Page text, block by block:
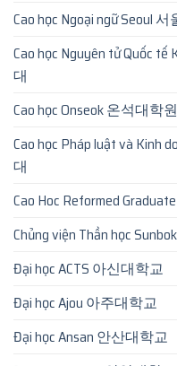
Cao học Ngoại ngữ Seoul
Cao học Nguyên tử Quốc
대
Cao học Onseok 온석대학
Cao học Pháp luật và Kinh
대
Cao Hoc Reformed
Chủng viện Thần học
Đại học ACTS 아신대학교
Đại học Ajou 아주대학교
Đại học Ansan 안산대학교